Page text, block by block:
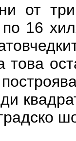
от
16
това